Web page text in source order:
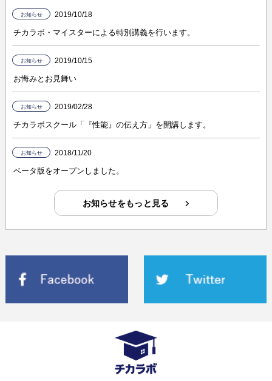
お知らせ 2019/10/18
チカラボ・マイスターによる特別講義を行います。
お知らせ 2019/10/15
お悔みとお見舞い
お知らせ 2019/02/28
チカラボスクール「『性能』の伝え方」を開講します。
お知らせ 2018/11/20
ベータ版をオープンしました。
お知らせをもっと見る